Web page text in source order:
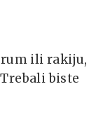
rum ili rakiju,
biste